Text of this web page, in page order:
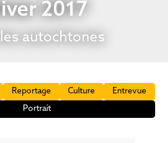
2017
autochtones
Reportage Culture
Entrevue
Portrait